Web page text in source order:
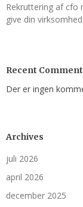
Rekruttering af cfo
give din
Recent
Der er ingen
Archives
juli 2026
april 2026
december 2025